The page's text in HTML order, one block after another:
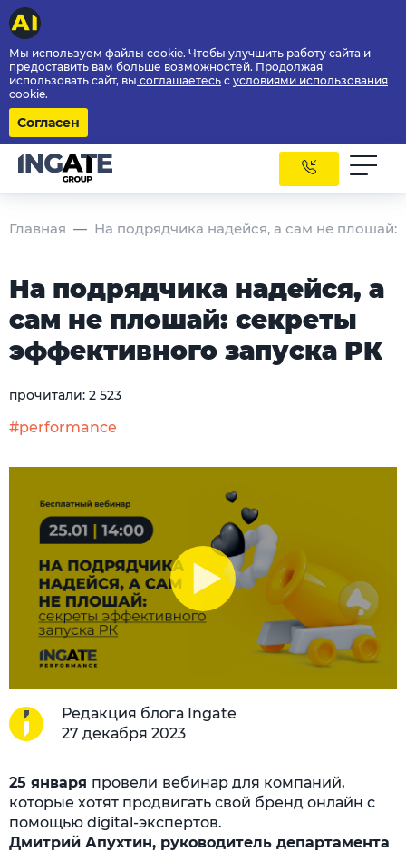
Мы используем файлы cookie. Чтобы улучшить работу сайта и
предоставить вам больше возможностей. Продолжая
использовать сайт, вы соглашаетесь с условиями использования
cookie.
Согласен
Главная На подрядчика надейся, а сам не плошай:
На подрядчика надейся, а
сам не плошай: секреты
эффективного запуска РК
прочитали: 2 523
#performance
Редакция блога Ingate
27 декабря 2023
25 января провели вебинар для компаний,
которые хотят продвигать свой бренд онлайн с
помощью digital-экспертов.
Дмитрий Апухтин, руководитель департамента